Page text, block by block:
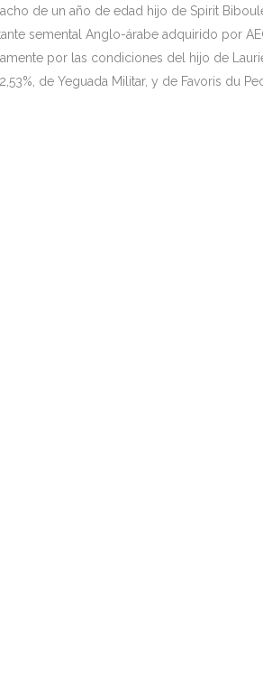
de un año de edad hijo de Spirit
semental Anglo-árabe adquirido por
por las condiciones del hijo de
de Yeguada Militar, y de Favoris du